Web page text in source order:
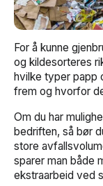
For å kunne
og kildesorteres
hvilke typer papp
frem og hvorfor
Om du har
bedriften, så bør
store
sparer man både
ekstraarbeid ved